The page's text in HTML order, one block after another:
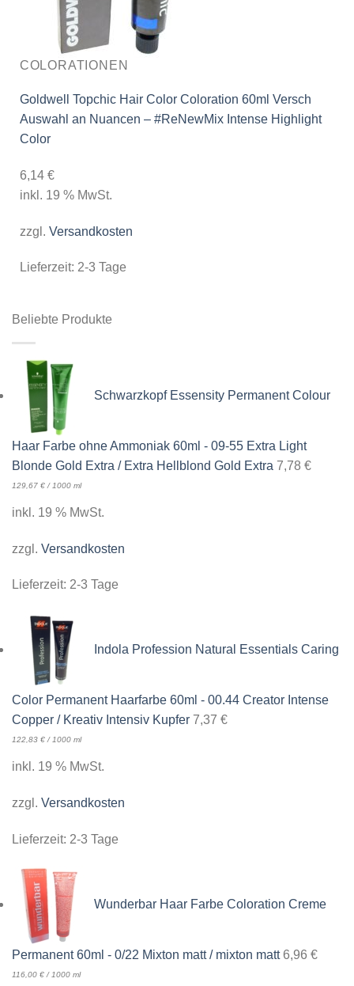
COLORATIONEN
Goldwell Topchic Hair Color Coloration 60ml Versch
Auswahl an Nuancen – #ReNewMix Intense Highlight
Color
6,14 €
inkl. 19 % MwSt.
zzgl. Versandkosten
Lieferzeit: 2-3 Tage
Beliebte Produkte
Schwarzkopf Essensity Permanent Colour
Haar Farbe ohne Ammoniak 60ml - 09-55 Extra Light
Blonde Gold Extra / Extra Hellblond Gold Extra 7,78 €
129,67 € / 1000 ml
inkl. 19 % MwSt.
zzgl. Versandkosten
Lieferzeit: 2-3 Tage
Indola Profession Natural Essentials Caring
Color Permanent Haarfarbe 60ml - 00.44 Creator Intense
Copper / Kreativ Intensiv Kupfer 7,37 €
122,83 €/1000 ml
inkl. 19 % MwSt.
zzgl. Versandkosten
Lieferzeit: 2-3 Tage
Wunderbar Haar Farbe Coloration Creme
Permanent 60ml - 0/22 Mixton matt / mixton matt 6,96 €
116,00 € / 1000 ml